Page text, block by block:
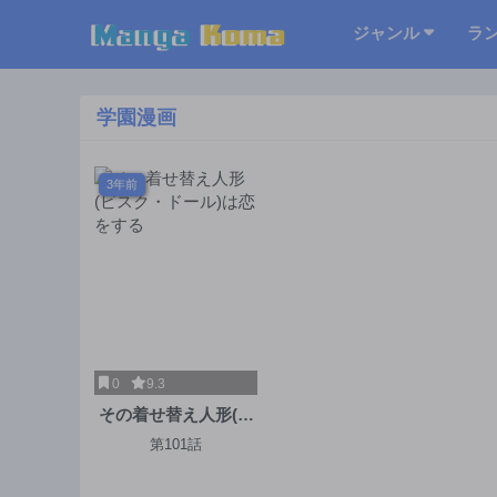
ジャンル ラ
学園漫画
3年前
0 9.3
その着せ替え人形(ビ
スク・ドール)は恋を
第101話